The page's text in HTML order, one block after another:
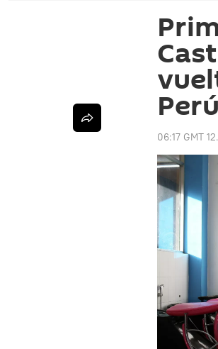
Perú
06:17 GMT